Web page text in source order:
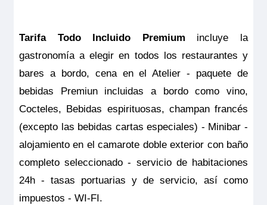
Tarifa Todo Incluido Premium incluye la
gastronomía a elegir en todos los restaurantes y
bares a bordo, cena en el Atelier - paquete de
bebidas Premiun incluidas a bordo como vino,
Cocteles, Bebidas espirituosas, champan francés
(excepto las bebidas cartas especiales) - Minibar -
alojamiento en el camarote doble exterior con baño
completo seleccionado - servicio de habitaciones
24h - tasas portuarias y de servicio, así como
impuestos - WI-FI.